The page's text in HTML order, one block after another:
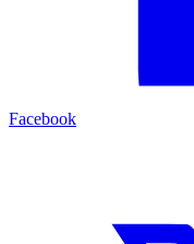
Facebook